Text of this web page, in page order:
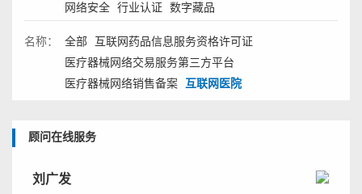
网络安全 行业认证 数字藏品
名称： 全部
互联网药品信息服务资格许可证
医疗器械网络交易服务第三方平台
医疗器械网络销售备案
互联网医院
顾问在线服务
刘广发